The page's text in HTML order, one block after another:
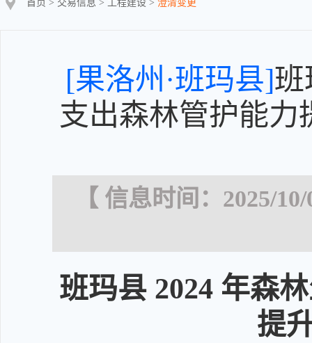
首页 > 交易信息 > 工程建设 > 澄清变更
[果洛州·班玛县]班
支出森林管护能
【 信息时间：2025/
班玛县 2024 年森
提